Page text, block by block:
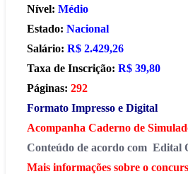
Nível: Médio
Estado: Nacional
Salário: R$ 2.429,26
Taxa de Inscrição: R$ 39,80
Páginas: 292
Formato Impresso e Digital
Acompanha Caderno de
Conteúdo de acordo com Edital
Mais informações sobre o